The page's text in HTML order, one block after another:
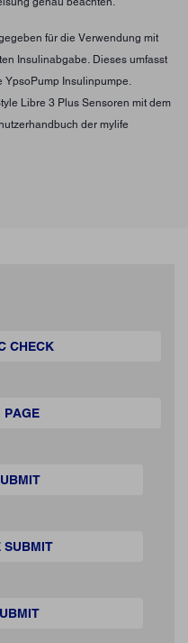
für die Verwendung mit
Insulinabgabe. Dieses umfasst
YpsoPump Insulinpumpe.
Libre 3 Plus Sensoren mit dem
der mylife
CHECK
PAGE
SUBMIT